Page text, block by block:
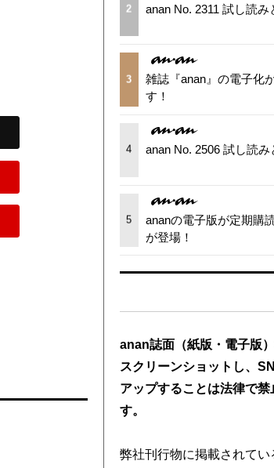
2 anan No. 2311 試し読み
3
雑誌『anan』の電子化
す！
4 anan No. 2506 試し読み
5
ananの電子版が定期購
が登場！
anan誌面（紙版・電子版
スクリーンショットし、
アップすることは法律で禁
す。
弊社刊行物に掲載されてい